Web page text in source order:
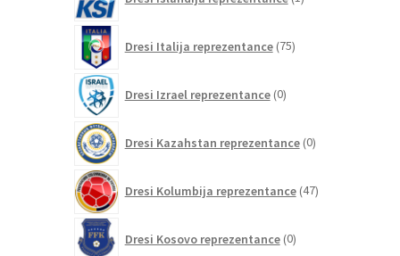
izdelek
Dresi Italija reprezentance 75izdelkov
Dresi Izrael reprezentance 0izdelkov
Dresi Kazahstan reprezentance 0izdelkov
Dresi Kolumbija reprezentance 47izdelkov
Dresi Kosovo reprezentance 0izdelkov